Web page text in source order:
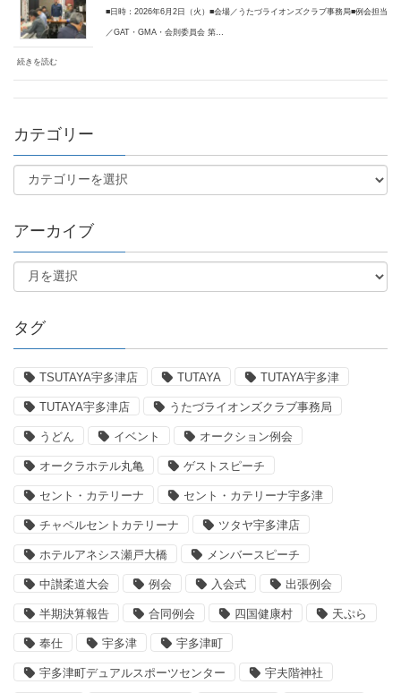
■日時：2026年6月2日（火）■会場／うたづライオンズクラブ事務局■例会担当
／GAT・GMA・会則委員会 第…
続きを読む
カテゴリー
アーカイブ
タグ
TSUTAYA宇多津店 TUTAYA TUTAYA宇多津
TUTAYA宇多津店 うたづライオンズクラブ事務局
うどん イベント オークション例会
オークラホテル丸亀 ゲストスピーチ
セント・カテリーナ セント・カテリーナ宇多津
チャペルセントカテリーナ ツタヤ宇多津店
ホテルアネシス瀬戸大橋 メンバースピーチ
中讃柔道大会 例会 入会式 出張例会
半期決算報告 合同例会 四国健康村 天ぷら
奉仕 宇多津 宇多津町
宇多津町デュアルスポーツセンター 宇夫階神社